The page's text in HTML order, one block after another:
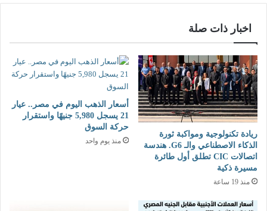
اخبار ذات صلة
ريادة تكنولوجية ومواكبة ثورة
الذكاء الاصطناعي والـ G6. هندسة
اتصالات CIC تطلق أول طائرة
مسيرة ذكية
منذ 19 ساعة
أسعار الذهب اليوم في مصر.. عيار
21 يسجل 5,980 جنيهًا واستقرار
حركة السوق
منذ يوم واحد